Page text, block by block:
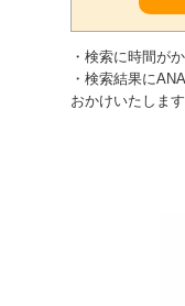
・検索に時間が
・検索結果に
おかけいたしま